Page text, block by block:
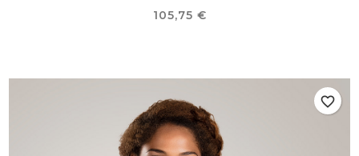
Prix
105,75 €
favorite_border